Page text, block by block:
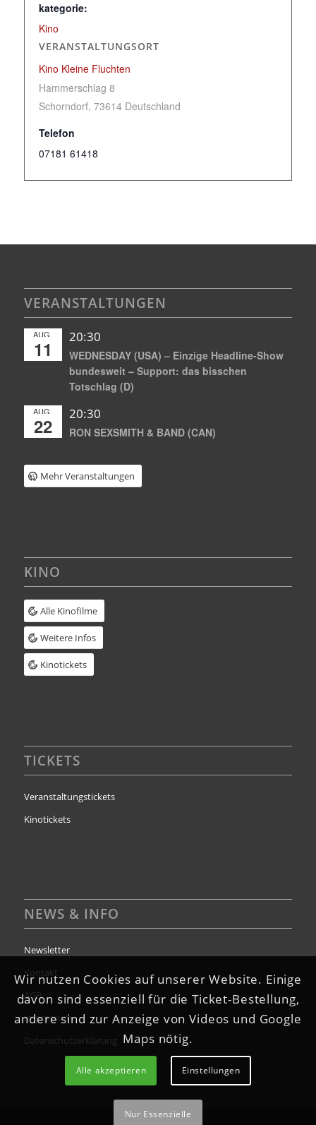
kategorie:
Kino
VERANSTALTUNGSORT
Kino Kleine Fluchten
Hammerschlag 8
Schorndorf, 73614 Deutschland
Telefon
07181 61418
VERANSTALTUNGEN
AUG.
11
20:30
WEDNESDAY (USA) – Einzige Headline-Show
bundesweit – Support: das bisschen
Totschlag (D)
AUG.
22
20:30
RON SEXSMITH & BAND (CAN)
Mehr Veranstaltungen
KINO
Alle Kinofilme
Weitere Infos
Kinotickets
TICKETS
Veranstaltungstickets
Kinotickets
NEWS & INFO
Newsletter
Kontakt
AGB
Impressum
Datenschutzerklärung
Wir nutzen Cookies auf unserer Website. Einige
davon sind essenziell für die Ticket-Bestellung,
andere sind zur Anzeige von Videos und Google
Maps nötig.
Alle akzeptieren Einstellungen
Nur Essenzielle